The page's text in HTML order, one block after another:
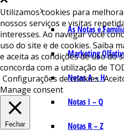
As Notas e
Marketing
Notas A – H
Notas I – Q
Notas R – Z
Utilizamos cookies para
nossos serviços e visitas
interesses. Ao navegar você
uso do site e de cookies. Saiba
e aceita as condições de uso do
concorda com a utilização de
Configurações de cookies
Manage consent
Fechar